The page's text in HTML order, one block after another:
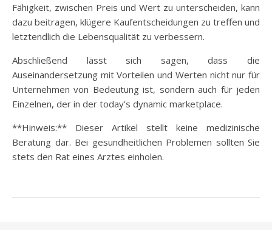
Fähigkeit, zwischen Preis und Wert zu unterscheiden, kann
dazu beitragen, klügere Kaufentscheidungen zu treffen und
letztendlich die Lebensqualität zu verbessern.
Abschließend lässt sich sagen, dass die
Auseinandersetzung mit Vorteilen und Werten nicht nur für
Unternehmen von Bedeutung ist, sondern auch für jeden
Einzelnen, der in der today’s dynamic marketplace.
**Hinweis:** Dieser Artikel stellt keine medizinische
Beratung dar. Bei gesundheitlichen Problemen sollten Sie
stets den Rat eines Arztes einholen.